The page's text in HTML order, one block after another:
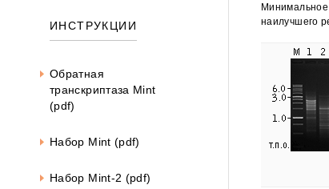
ИНСТРУКЦИИ
Обратная
транскриптаза Mint
(pdf)
Набор Mint (pdf)
Набор Mint-2 (pdf)
наилучшего